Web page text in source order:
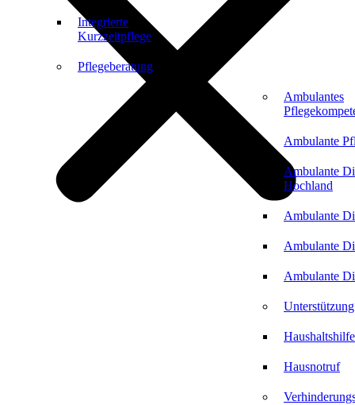
Integrierte
Kurzzeitpflege
Pflegeberatung
Ambulantes
Ambulante
Ambulante
Hochland
Ambulante
Ambulante
Ambulante
Haushaltshilfe
Hausnotruf